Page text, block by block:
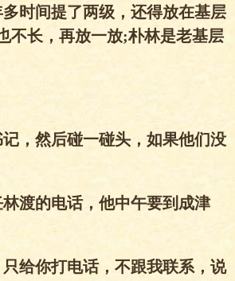
时间提了两级，还得放在基层
不长，再放一放;朴林是老基层
，然后碰一碰头，如果他们没
渡的电话，他中午要到成津
给你打电话，不跟我联系，说